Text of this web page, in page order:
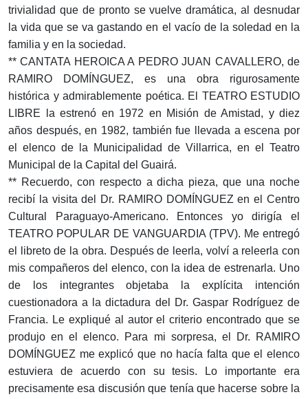
trivialidad que de pronto se vuelve dramática, al desnudar
la vida que se va gastando en el vacío de la soledad en la
familia y en la sociedad.
** CANTATA HEROICA A PEDRO JUAN CAVALLERO, de
RAMIRO DOMÍNGUEZ, es una obra rigurosamente
histórica y admirablemente poética. El TEATRO ESTUDIO
LIBRE la estrenó en 1972 en Misión de Amistad, y diez
años después, en 1982, también fue llevada a escena por
el elenco de la Municipalidad de Villarrica, en el Teatro
Municipal de la Capital del Guairá.
** Recuerdo, con respecto a dicha pieza, que una noche
recibí la visita del Dr. RAMIRO DOMÍNGUEZ en el Centro
Cultural Paraguayo-Americano. Entonces yo dirigía el
TEATRO POPULAR DE VANGUARDIA (TPV). Me entregó
el libreto de la obra. Después de leerla, volví a releerla con
mis compañeros del elenco, con la idea de estrenarla. Uno
de los integrantes objetaba la explícita intención
cuestionadora a la dictadura del Dr. Gaspar Rodríguez de
Francia. Le expliqué al autor el criterio encontrado que se
produjo en el elenco. Para mi sorpresa, el Dr. RAMIRO
DOMÍNGUEZ me explicó que no hacía falta que el elenco
estuviera de acuerdo con su tesis. Lo importante era
precisamente esa discusión que tenía que hacerse sobre la